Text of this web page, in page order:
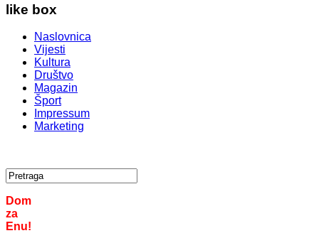
like box
Naslovnica
Vijesti
Kultura
Društvo
Magazin
Šport
Impressum
Marketing
Dom
za
Enu!